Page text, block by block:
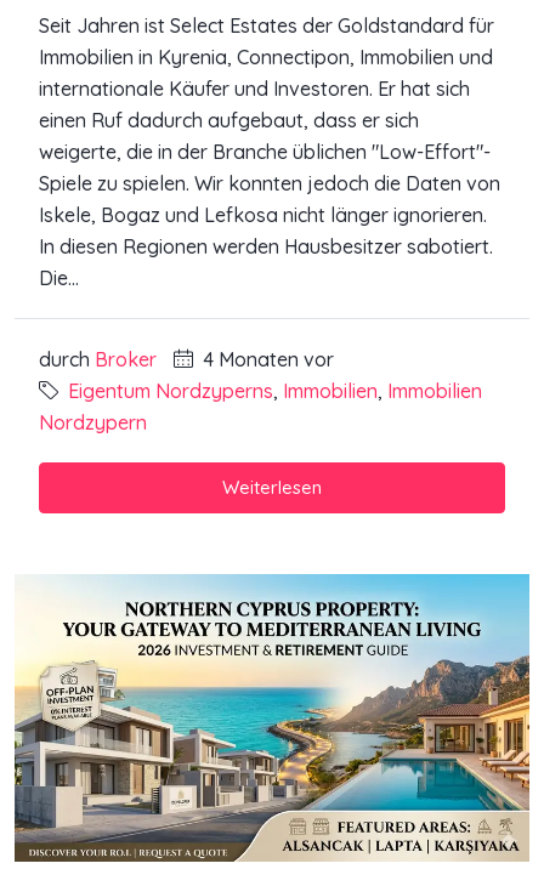
Seit Jahren ist Select Estates der Goldstandard für
Immobilien in Kyrenia, Connectipon, Immobilien und
internationale Käufer und Investoren. Er hat sich
einen Ruf dadurch aufgebaut, dass er sich
weigerte, die in der Branche üblichen "Low-Effort"-
Spiele zu spielen. Wir konnten jedoch die Daten von
Iskele, Bogaz und Lefkosa nicht länger ignorieren.
In diesen Regionen werden Hausbesitzer sabotiert.
Die...
durch Broker
4 Monaten vor
Eigentum Nordzyperns, Immobilien, Immobilien
Nordzypern
Weiterlesen